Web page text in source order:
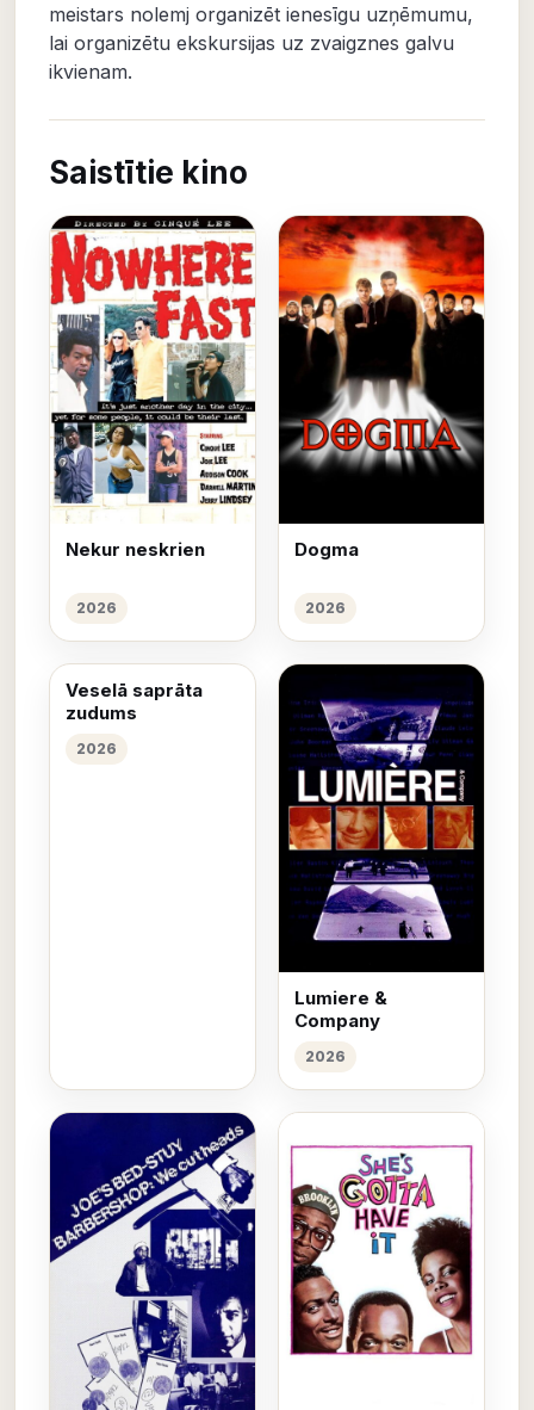
meistars nolemj organizēt ienesīgu uzņēmumu,
lai organizētu ekskursijas uz zvaigznes galvu
ikvienam.
Saistītie kino
Nekur neskrien
2026
Dogma
2026
Veselā saprāta
zudums
2026
Lumiere &
Company
2026